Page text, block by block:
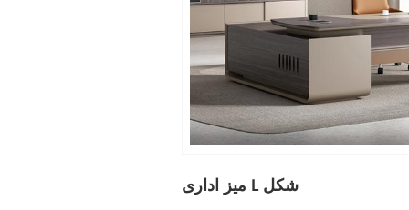
میز اداری L شکل